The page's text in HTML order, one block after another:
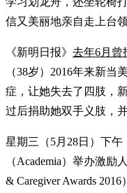
信又美丽地亲自走上台
《新明日报》 去年6月曾
（38岁）2016年来新当
症，让她失去了四肢，
过后捐助她双手义肢，
星期三（5月28日）下
（Academia）举办激励
& Caregiver Awards